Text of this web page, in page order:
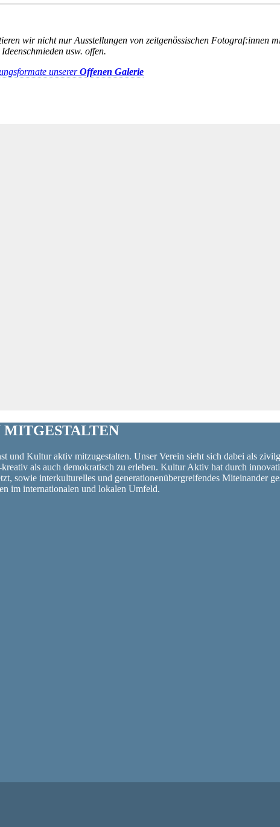
wir nicht nur Ausstellungen von zeitgenössischen Fotograf:innen
usw. offen.
unsererOffenen Galerie
MITGESTALTEN
und Kultur aktiv mitzugestalten. Unser Verein sieht sich dabei als
als auch demokratisch zu erleben. Kultur Aktiv hat durch
sowie interkulturelles und generationenübergreifendes
im internationalen und lokalen Umfeld.